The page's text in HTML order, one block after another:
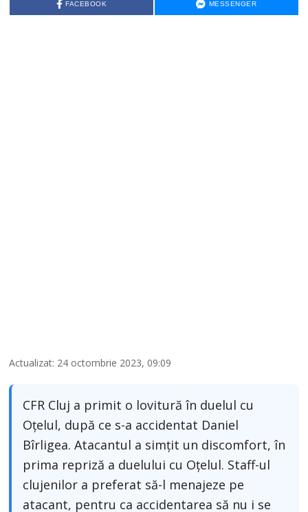
FACEBOOK MESSENGER
Actualizat: 24 octombrie 2023, 09:09
CFR Cluj a primit o lovitură în duelul cu
Oţelul, după ce s-a accidentat Daniel
Bîrligea. Atacantul a simţit un discomfort, în
prima repriză a duelului cu Oţelul. Staff-ul
clujenilor a preferat să-l menajeze pe
atacant, pentru ca accidentarea să nu i se